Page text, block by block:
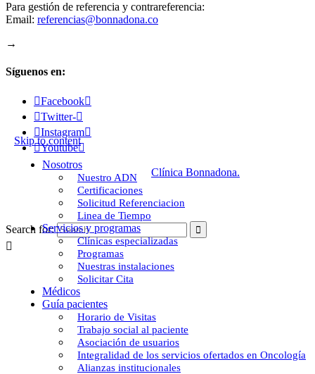
Skip to content
Nosotros
Nuestro ADN
Certificaciones
Solicitud Referenciacion
Linea de Tiempo
Servicios y programas
Clínicas especializadas
Programas
Nuestras instalaciones
Solicitar Cita
Médicos
Guía pacientes
Horario de Visitas
Trabajo social al paciente
Asociación de usuarios
Integralidad de los servicios ofertados en Oncología
Alianzas institucionales
Para gestión de referencia y contrareferencia:
Email: referencias@bonnadona.co
→
Síguenos en:
Facebook
Twitter-
Instagram
Youtube
© 2021 - All rights reserved. By Clínica Bonnadona.
Search for: 
